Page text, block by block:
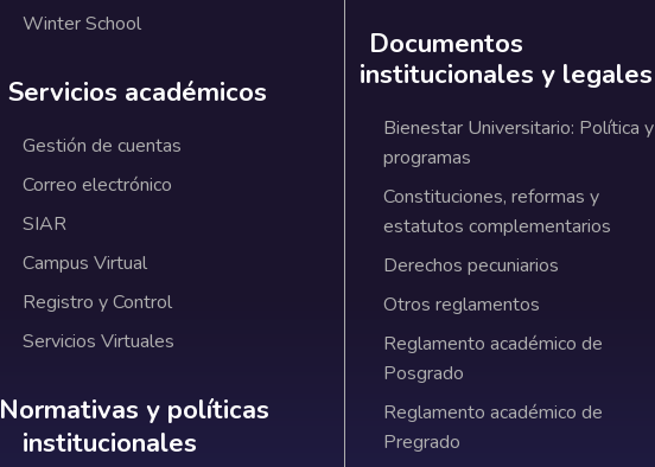
Winter School
Servicios académicos
Gestión de cuentas
Correo electrónico
SIAR
Campus Virtual
Registro y Control
Servicios Virtuales
Normativas y políticas institucionales
Normativas y políticas
institucionales
Documentos
institucionales y legales
Bienestar Universitario: Política y
programas
Constituciones, reformas y
estatutos complementarios
Derechos pecuniarios
Otros reglamentos
Reglamento académico de
Posgrado
Reglamento académico de
Pregrado